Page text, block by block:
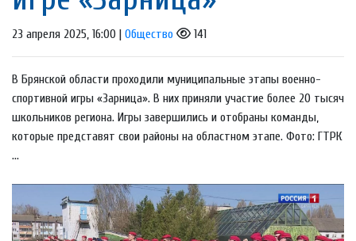
23 апреля 2025, 16:00 | Общество 141
В Брянской области проходили муниципальные этапы военно-
спортивной игры «Зарница». В них приняли участие более 20 тысяч
школьников региона. Игры завершились и отобраны команды,
которые представят свои районы на областном этапе. Фото: ГТРК
...